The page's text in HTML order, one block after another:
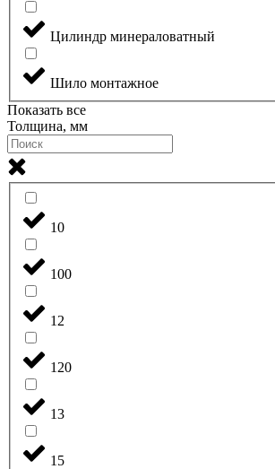
Цилиндр минераловатный
Шило монтажное
Показать все
Толщина, мм
10
100
12
120
13
15